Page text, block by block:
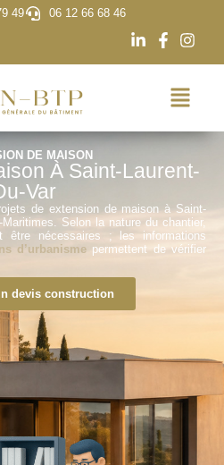
49 06 12 66 68 46
DE MAISON
À Saint-Laurent-
Var
de extension de maison à Saint-
Selon la nature du chantier,
être nécessaires ; les informations
d’urbanisme permettent de vérifier
devis construction